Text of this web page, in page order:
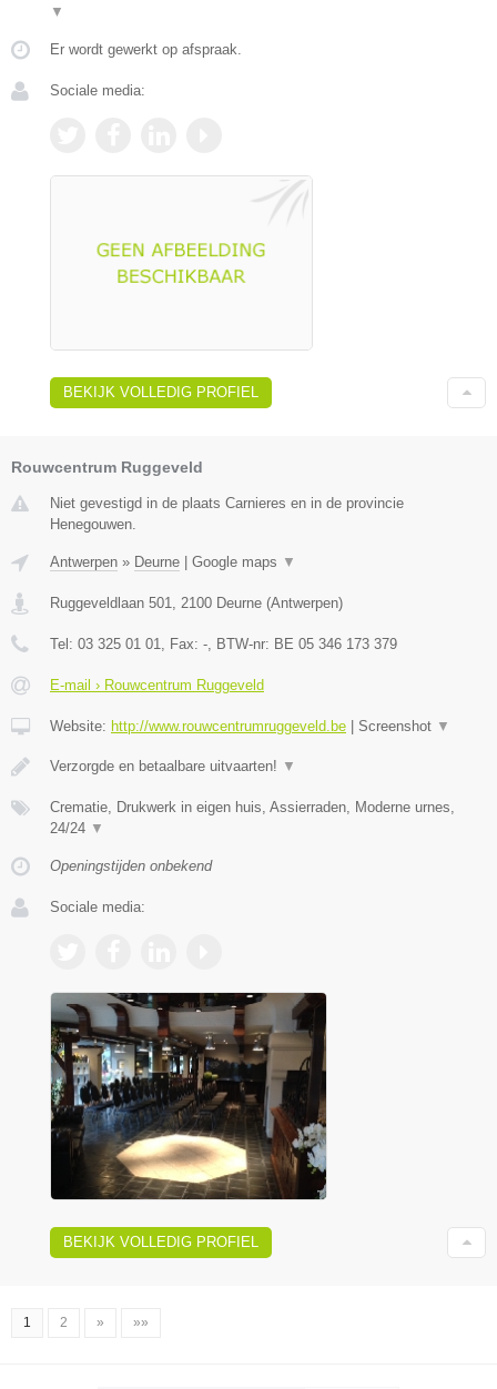
▼
Er wordt gewerkt op afspraak.
Sociale media:
BEKIJK VOLLEDIG PROFIEL
Rouwcentrum Ruggeveld
Niet gevestigd in de plaats Carnieres en in de provincie
Henegouwen.
Antwerpen » Deurne Google maps ▼
Ruggeveldlaan 501, 2100 Deurne (Antwerpen)
Tel: 03 325 01 01, Fax: -, BTW-nr: BE 05 346 173 379
E-mail › Rouwcentrum Ruggeveld
Website: http://www.rouwcentrumruggeveld.be Screenshot ▼
Verzorgde en betaalbare uitvaarten! ▼
Crematie, Drukwerk in eigen huis, Assierraden, Moderne urnes,
24/24 ▼
Openingstijden onbekend
Sociale media:
BEKIJK VOLLEDIG PROFIEL
1 2 » »»